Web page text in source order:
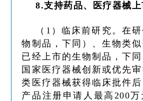
8.支持药品、医疗器械
（1）临床前研究。在
物制品，下同）、生物类
已经上市的生物制品，下
国家医疗器械创新或优先
类医疗器械获得临床批件
产品注册申请人最高200